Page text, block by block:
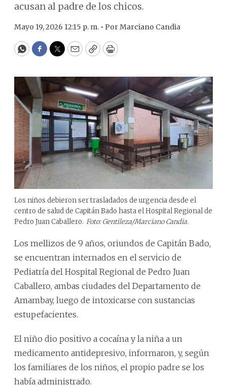
acusan al padre de los chicos.
Mayo 19, 2026 12:15 p. m. • PorMarciano Candia
WhatsApp
Facebook
Twitter
EmailCopyPrint
Los niños debieron ser trasladados de urgencia desde el
centro de salud de Capitán Bado hasta el Hospital Regional de
Pedro Juan Caballero. Foto: Gentileza/Marciano Candia.
Los mellizos de 9 años, oriundos de Capitán Bado,
se encuentran internados en el servicio de
Pediatría del Hospital Regional de Pedro Juan
Caballero, ambas ciudades del Departamento de
Amambay, luego de intoxicarse con sustancias
estupefacientes.
El niño dio positivo a cocaína y la niña a un
medicamento antidepresivo, informaron, y, según
los familiares de los niños, el propio padre se los
había administrado.